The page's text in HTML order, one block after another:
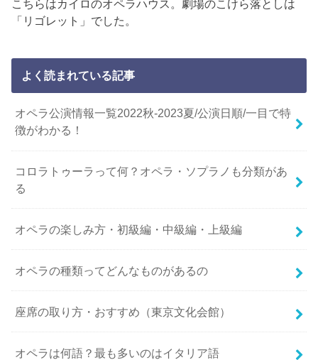
こちらはカイロのオペラハウス。劇場のこけら落としは
「リゴレット」でした。
よく読まれている記事
オペラ公演情報一覧2022秋-2023夏/公演日順/一目で特
徴がわかる！
コロラトゥーラって何？オペラ・ソプラノも分類があ
る
オペラの楽しみ方・初級編・中級編・上級編
オペラの種類ってどんなものがあるの
座席の取り方・おすすめ（東京文化会館）
オペラは何語？最も多いのはイタリア語